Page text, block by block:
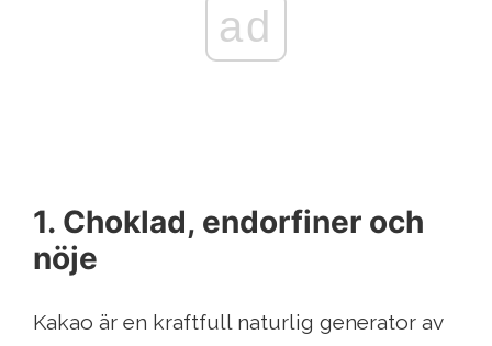
ad
1. Choklad, endorfiner och
nöje
Kakao är en kraftfull naturlig generator av